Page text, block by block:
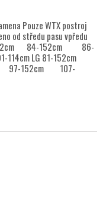
Pouze WTX postroj
od středu pasu vpředu
152cm 84-152cm 86-
LG 81-152cm
97-152cm 107-